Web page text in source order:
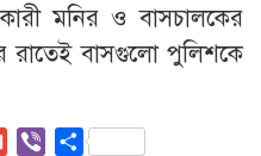
মনির ও বাসচালকের
রাতেই বাসগুলো পুলিশকে
Gmail ViberShare